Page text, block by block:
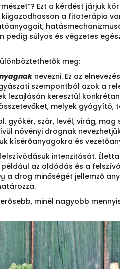
Ezt a kérdést járjuk
a fitoterápia
súlyos és végzetes
meg:
nevezni. Ez az
szempontból azok a
lezajlásán keresztül
melyek gyógyító,
szár, levél, virág,
növényi drognak
kísérőanyagokra és
intenzitását.
az oldódás és a
a drog minőségét jellemző
minél nagyobb